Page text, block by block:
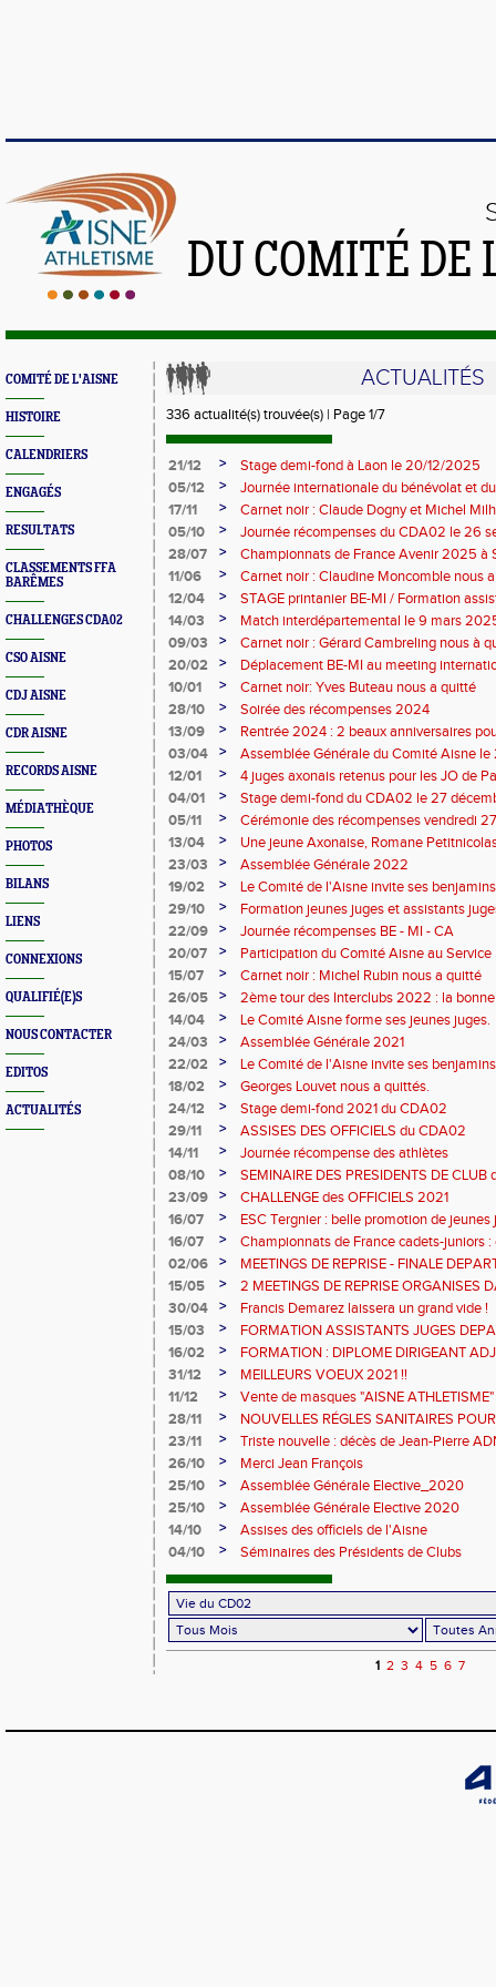
DU COMITÉ
COMITÉ DE L'AISNE
HISTOIRE
CALENDRIERS
ENGAGÉS
RESULTATS
CLASSEMENTS FFA
BARÊMES
CHALLENGES CDA02
CSO AISNE
CDJ AISNE
CDR AISNE
RECORDS AISNE
MÉDIATHÈQUE
PHOTOS
BILANS
LIENS
CONNEXIONS
QUALIFIÉ(E)S
NOUS CONTACTER
EDITOS
ACTUALITÉS
ACTUALITÉS
336 actualité(s) trouvée(s) | Page 1/7
21/12 >
Stage demi-fond à Laon le 20/12/2025
05/12
>
Journée internationale du bénévolat et
17/11
>
Carnet noir : Claude Dogny et Michel
05/10
>
Journée récompenses du CDA02 le 26
28/07
>
Championnats de France Avenir 2025 à
11/06
>
Carnet noir : Claudine Moncomble nous
12/04
>
STAGE printanier BE-MI / Formation
14/03
>
Match interdépartemental le 9 mars
09/03
>
Carnet noir : Gérard Cambreling nous à
20/02
>
Déplacement BE-MI au meeting
10/01
>
Carnet noir: Yves Buteau nous a quitté
28/10
>
Soirée des récompenses 2024
13/09
>
Rentrée 2024 : 2 beaux anniversaires
l'ACCT et le CA Belleu
03/04 >
Assemblée Générale du Comité Aisne
12/01
>
4 juges axonais retenus pour les JO de
04/01
>
Stage demi-fond du CDA02 le 27
05/11
>
Cérémonie des récompenses vendredi
première réussie !
13/04 >
Une jeune Axonaise, Romane
de la FFA
23/03 >
Assemblée Générale 2022
19/02
>
Le Comité de l'Aisne invite ses
international de Liévin
29/10 >
Formation jeunes juges et assistants
22/09
>
Journée récompenses BE - MI - CA
20/07
>
Participation du Comité Aisne au
15/07
>
Carnet noir : Michel Rubin nous a quitté
26/05
>
2ème tour des Interclubs 2022 : la
axonais
14/04 >
Le Comité Aisne forme ses jeunes juges.
24/03
>
Assemblée Générale 2021
22/02
>
Le Comité de l'Aisne invite ses
Liévin
18/02 >
Georges Louvet nous a quittés.
24/12
>
Stage demi-fond 2021 du CDA02
29/11
>
ASSISES DES OFFICIELS du CDA02
14/11
>
Journée récompense des athlètes
08/10
>
SEMINAIRE DES PRESIDENTS DE CLUB
23/09
>
CHALLENGE des OFFICIELS 2021
16/07
>
ESC Tergnier : belle promotion de jeunes
16/07
>
Championnats de France cadets-juniors :
: CHAMPIONNE DE FRANCE au javelot.
DE BRONZE au marteau
02/06 >
MEETINGS DE REPRISE - FINALE
CHAMPIONNATS POUSSIN(E)S : LES
15/05 >
2 MEETINGS DE REPRISE ORGANISES
2021.
30/04 >
Francis Demarez laissera un grand vide !
15/03
>
FORMATION ASSISTANTS JUGES
16/02
>
FORMATION : DIPLOME DIRIGEANT
ANTI-DOPAGE
31/12 >
MEILLEURS VOEUX 2021 !!
11/12
>
Vente de masques "AISNE ATHLETISME"
28/11
>
NOUVELLES RÉGLES SANITAIRES
SPORT
23/11 >
Triste nouvelle : décès de Jean-Pierre
26/10
>
Merci Jean François
25/10
>
Assemblée Générale Elective_2020
25/10
>
Assemblée Générale Elective 2020
14/10
>
Assises des officiels de l'Aisne
04/10
> Séminaires des Présidents de Clubs
1 2 3 4 5 6 7